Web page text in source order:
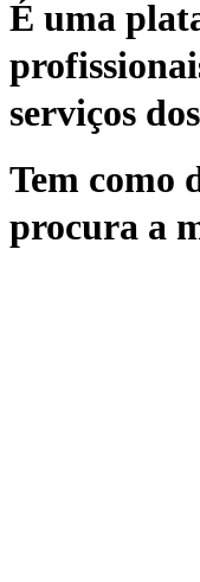
É uma
serviços
Tem como
procura a